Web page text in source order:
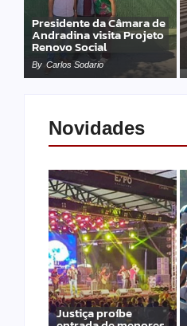
Presidente da Câmara de
Andradina visita Projeto
Renovo Social
By Carlos Sodario
Novidades
Justiça proíbe